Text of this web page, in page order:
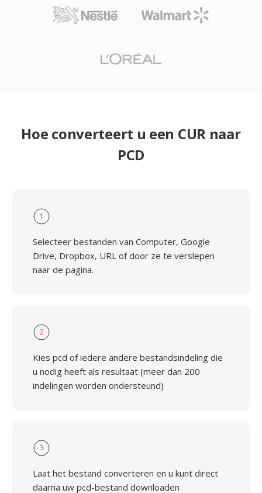
Hoe converteert u een CUR naar
PCD
1
Selecteer bestanden van Computer, Google
Drive, Dropbox, URL of door ze te verslepen
naar de pagina.
2
Kies pcd of iedere andere bestandsindeling die
u nodig heeft als resultaat (meer dan 200
indelingen worden ondersteund)
3
Laat het bestand converteren en u kunt direct
daarna uw pcd-bestand downloaden